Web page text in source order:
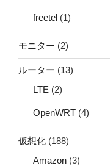
freetel (1)
モニター (2)
ルーター (13)
LTE (2)
OpenWRT (4)
仮想化 (188)
Amazon (3)